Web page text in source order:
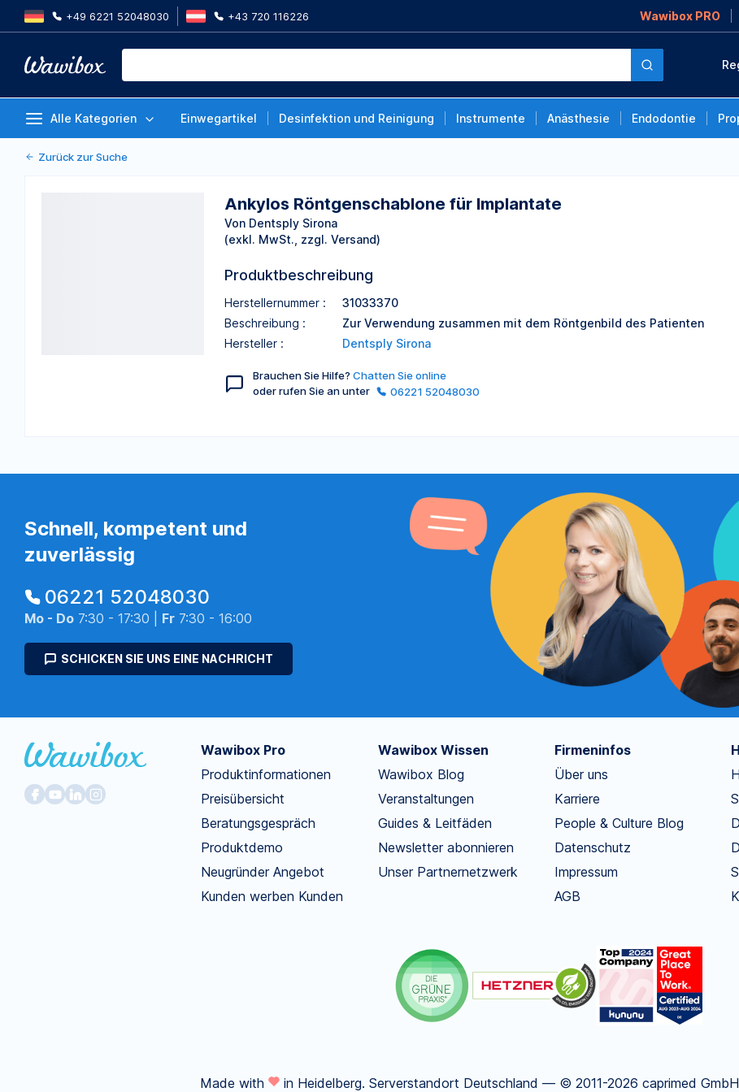
+49 6221 52048030 +43 720 116226 Wawibox PRO
Alle Kategorien Einwegartikel Desinfektion und Reinigung Instrumente Anästhesie Endodontie
Von Dentsply Sirona
Zurück zur Suche
Ankylos Röntgenschablone für Implantate
Von Dentsply Sirona
(exkl. MwSt., zzgl. Versand)
Produktbeschreibung
Herstellernummer :
31033370
Beschreibung :
Zur Verwendung zusammen mit dem Röntgenbild des Patienten
Hersteller :
Dentsply Sirona
Brauchen Sie Hilfe? Chatten Sie online
oder rufen Sie an unter
06221 52048030
Schnell, kompetent und
zuverlässig
06221 52048030
Mo - Do 7:30 - 17:30 | Fr 7:30 - 16:00
SCHICKEN SIE UNS EINE NACHRICHT
Wawibox Pro
Produktinformationen
Preisübersicht
Beratungsgespräch
Produktdemo
Neugründer Angebot
Kunden werben Kunden
Wawibox Wissen
Wawibox Blog
Veranstaltungen
Guides & Leitfäden
Newsletter abonnieren
Unser Partnernetzwerk
Firmeninfos
Über uns
Karriere
People & Culture Blog
Datenschutz
Impressum
AGB
Made with in Heidelberg. Serverstandort Deutschland — © 2011-2026 caprimed